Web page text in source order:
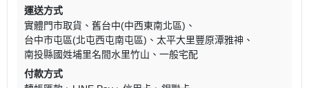
運送方式
實體門市取貨
舊台中(中西東南北區)
台中市屯區(北屯西屯南屯區)
太平大里豐原潭雅神
南投縣國姓埔里名間水里竹山
一般宅配
付款方式